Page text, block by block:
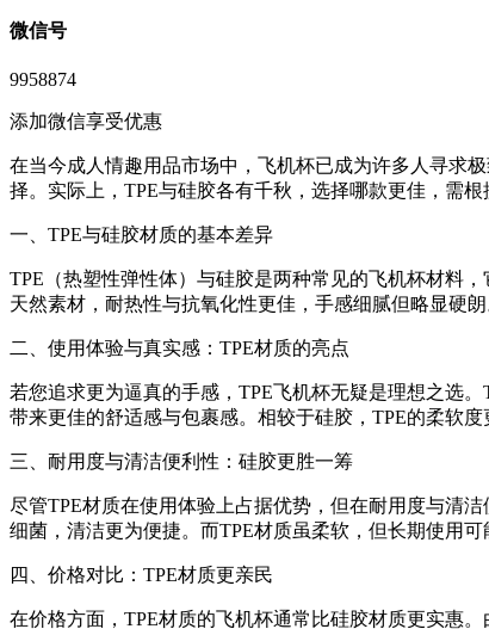
微信号
9958874
添加微信享受优惠
在当今成人情趣用品市场中，飞机杯已成为许多人寻求
择。实际上，TPE与硅胶各有千秋，选择哪款更佳，需
一、TPE与硅胶材质的基本差异
TPE（热塑性弹性体）与硅胶是两种常见的飞机杯材料
天然素材，耐热性与抗氧化性更佳，手感细腻但略显硬
二、使用体验与真实感：TPE材质的亮点
若您追求更为逼真的手感，TPE飞机杯无疑是理想之选
带来更佳的舒适感与包裹感。相较于硅胶，TPE的柔软
三、耐用度与清洁便利性：硅胶更胜一筹
尽管TPE材质在使用体验上占据优势，但在耐用度与清
细菌，清洁更为便捷。而TPE材质虽柔软，但长期使用可
四、价格对比：TPE材质更亲民
在价格方面，TPE材质的飞机杯通常比硅胶材质更实惠